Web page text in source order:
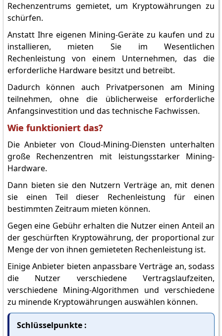
Rechenzentrums gemietet, um Kryptowährungen zu
schürfen.
Anstatt Ihre eigenen Mining-Geräte zu kaufen und zu
installieren, mieten Sie im Wesentlichen
Rechenleistung von einem Unternehmen, das die
erforderliche Hardware besitzt und betreibt.
Dadurch können auch Privatpersonen am Mining
teilnehmen, ohne die üblicherweise erforderliche
Anfangsinvestition und das technische Fachwissen.
Wie funktioniert das?
Die Anbieter von Cloud-Mining-Diensten unterhalten
große Rechenzentren mit leistungsstarker Mining-
Hardware.
Dann bieten sie den Nutzern Verträge an, mit denen
sie einen Teil dieser Rechenleistung für einen
bestimmten Zeitraum mieten können.
Gegen eine Gebühr erhalten die Nutzer einen Anteil an
der geschürften Kryptowährung, der proportional zur
Menge der von ihnen gemieteten Rechenleistung ist.
Einige Anbieter bieten anpassbare Verträge an, sodass
die Nutzer verschiedene Vertragslaufzeiten,
verschiedene Mining-Algorithmen und verschiedene
zu minende Kryptowährungen auswählen können.
Schlüsselpunkte :